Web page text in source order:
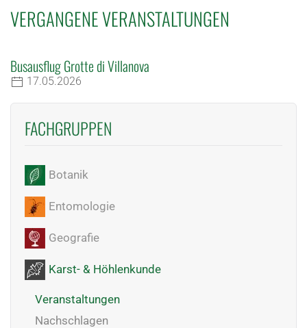
FACHGRUPPEN
Botanik
Entomologie
Geografie
Karst- & Höhlenkunde
Veranstaltungen
Nachschlagen
VERGANGENE VERANSTALTUNGEN
Busausflug Grotte di Villanova
17.05.2026